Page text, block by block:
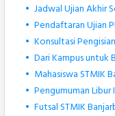
• Jadwal Ujian Akhir
• Pendaftaran Ujian
• Konsultasi
• Dari Kampus untuk Bumi:
• Mahasiswa STMIK
• Pengumuman
• Futsal STMIK